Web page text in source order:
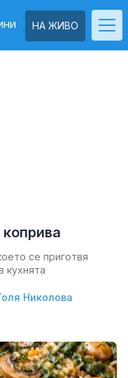
НА ЖИВО
се приготвя
кухнята
Николова